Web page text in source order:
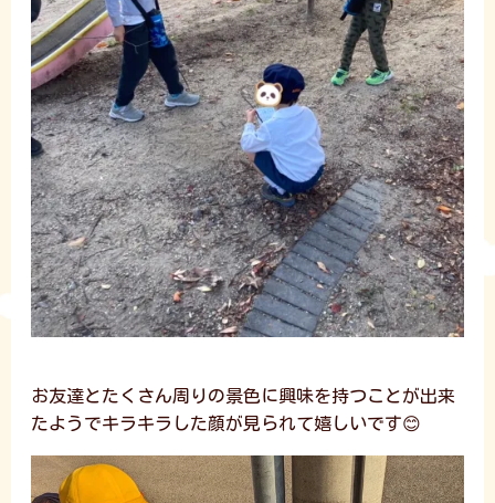
お友達とたくさん周りの景色に興味を持つことが出来
たようでキラキラした顔が見られて嬉しいです😊